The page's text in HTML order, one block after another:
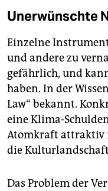
Unerwünschte
Einzelne
und andere zu
gefährlich, und
haben. In der
Law“ bekannt.
eine Klima-
Atomkraft attraktiv
die
Das Problem der